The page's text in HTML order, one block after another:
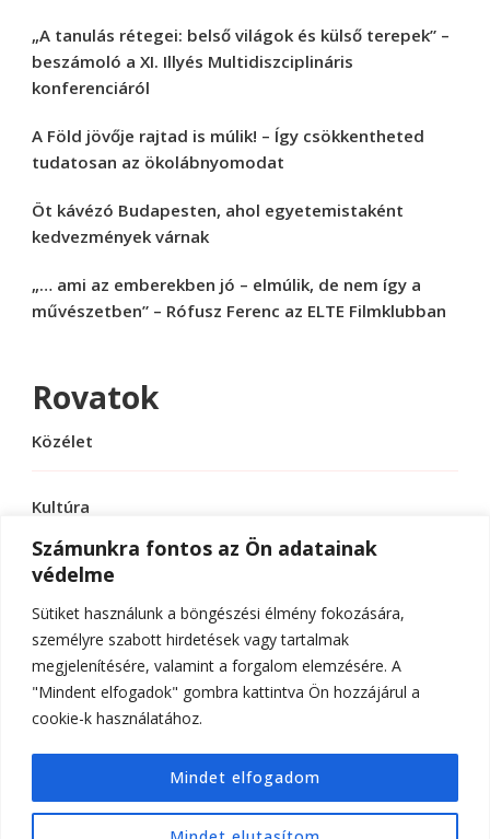
Számunkra fontos az Ön adatainak
védelme
Sütiket használunk a böngészési élmény fokozására,
személyre szabott hirdetések vagy tartalmak
megjelenítésére, valamint a forgalom elemzésére. A
"Mindent elfogadok" gombra kattintva Ön hozzájárul a
cookie-k használatához.
Mindet elfogadom
„A tanulás rétegei: belső világok és külső terepek” –
beszámoló a XI. Illyés Multidiszciplináris
konferenciáról
A Föld jövője rajtad is múlik! – Így csökkentheted
tudatosan az ökolábnyomodat
Öt kávézó Budapesten, ahol egyetemistaként
kedvezmények várnak
„… ami az emberekben jó – elmúlik, de nem így a
művészetben” – Rófusz Ferenc az ELTE Filmklubban
Rovatok
Közélet
Kultúra
Sport
Tudomány
© Szerzői jog 2026ELTE Online
fenntartva.Hello Fashion | FejlesztetteBlossom
Themes.Készítette: WordPress